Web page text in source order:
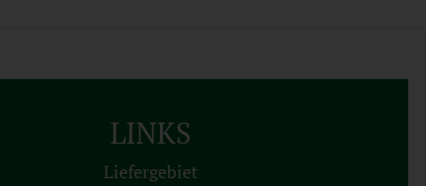
LINKS
Liefergebiet